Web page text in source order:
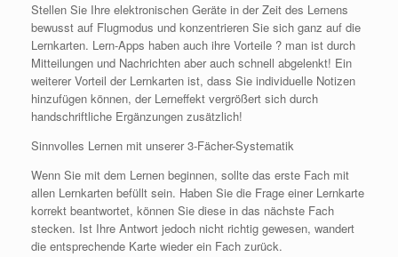
Stellen Sie Ihre elektronischen Geräte in der Zeit des Lernens
bewusst auf Flugmodus und konzentrieren Sie sich ganz auf die
Lernkarten. Lern-Apps haben auch ihre Vorteile ? man ist durch
Mitteilungen und Nachrichten aber auch schnell abgelenkt! Ein
weiterer Vorteil der Lernkarten ist, dass Sie individuelle Notizen
hinzufügen können, der Lerneffekt vergrößert sich durch
handschriftliche Ergänzungen zusätzlich!
Sinnvolles Lernen mit unserer 3-Fächer-Systematik
Wenn Sie mit dem Lernen beginnen, sollte das erste Fach mit
allen Lernkarten befüllt sein. Haben Sie die Frage einer Lernkarte
korrekt beantwortet, können Sie diese in das nächste Fach
stecken. Ist Ihre Antwort jedoch nicht richtig gewesen, wandert
die entsprechende Karte wieder ein Fach zurück.